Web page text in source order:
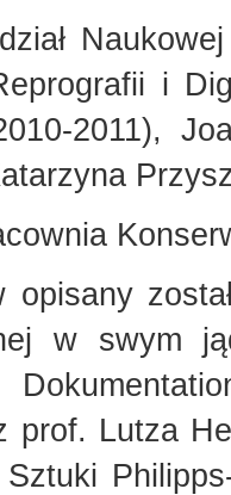
i
2011),
w swym
prof. Lutza